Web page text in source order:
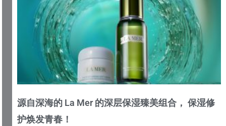
源自深海的 La Mer 的深层保湿臻美组合， 保湿修
护焕发青春！